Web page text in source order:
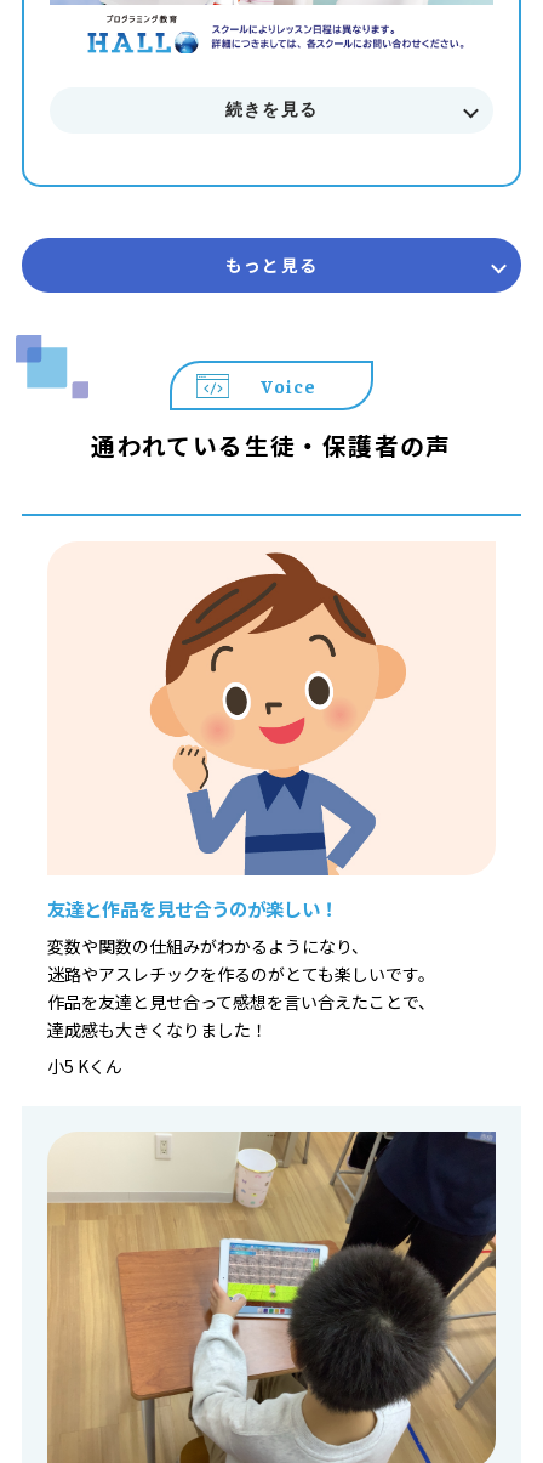
続きを見る
もっと見る
Voice
通われている生徒・保護者の声
友達と作品を見せ合うのが楽しい！
変数や関数の仕組みがわかるようになり、
迷路やアスレチックを作るのがとても楽しいです。
作品を友達と見せ合って感想を言い合えたことで、
達成感も大きくなりました！
小5 Kくん